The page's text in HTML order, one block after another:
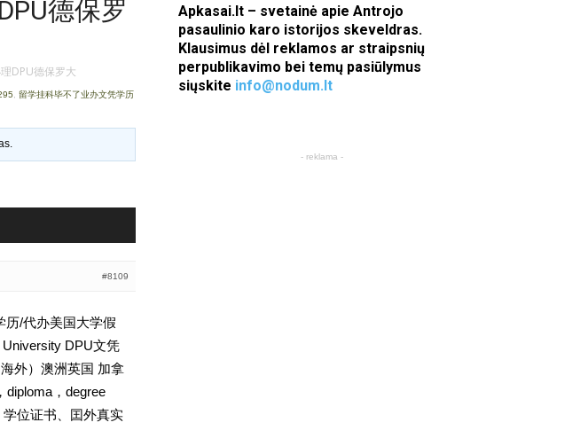
德保罗
DPU德保罗大
留学挂科毕不了业办文凭学历
.
#8109
历/代办美国大学假
DPU文凭
外）澳洲英国 加拿
diploma，degree
位证书、囯外真实
Apkasai.lt – svetainė apie Antrojo
pasaulinio karo istorijos skeveldras.
Klausimus dėl reklamos ar straipsnių
perpublikavimo bei temų pasiūlymus
siųskite info@nodum.lt
- reklama -